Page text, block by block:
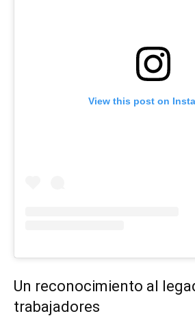
View this post on
Un reconocimiento al
trabajadores